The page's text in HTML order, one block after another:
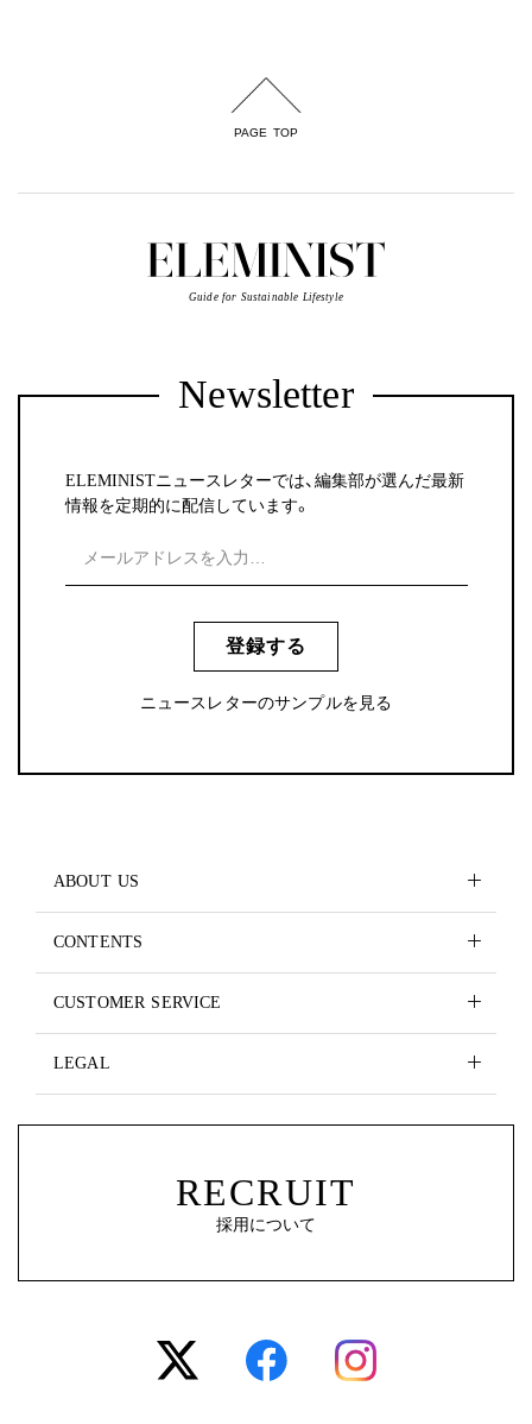
PAGE TOP
Guide for Sustainable Lifestyle
Newsletter
ELEMINISTニュースレターでは、編集部が選んだ最新
情報を定期的に配信しています。
登録する
ニュースレターのサンプルを見る
ABOUT US
CONTENTS
CUSTOMER SERVICE
LEGAL
RECRUIT
採用について